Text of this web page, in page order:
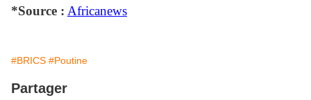
*Source : Africanews
#BRICS #Poutine
Partager